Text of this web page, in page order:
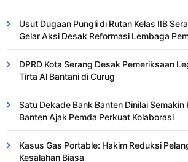
Usut Dugaan Pungli di Rutan Kelas IIB
Gelar Aksi Desak Reformasi Lembaga
DPRD Kota Serang Desak Pemeriksaan
Tirta Al Bantani di Curug
Satu Dekade Bank Banten Dinilai Semakin
Banten Ajak Pemda Perkuat Kolaborasi
Kasus Gas Portable: Hakim Reduksi
Kesalahan Biasa ​